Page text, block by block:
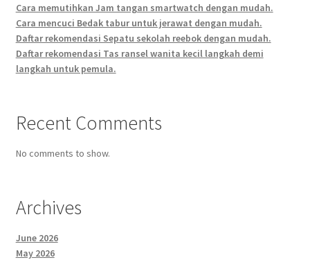
Cara memutihkan Jam tangan smartwatch dengan mudah.
Cara mencuci Bedak tabur untuk jerawat dengan mudah.
Daftar rekomendasi Sepatu sekolah reebok dengan mudah.
Daftar rekomendasi Tas ransel wanita kecil langkah demi
langkah untuk pemula.
Recent Comments
No comments to show.
Archives
June 2026
May 2026